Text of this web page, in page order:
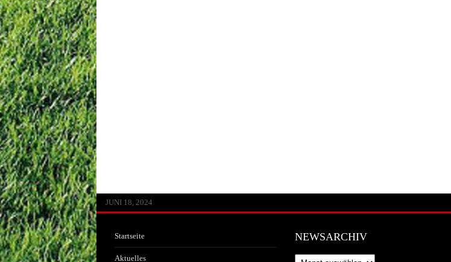
JUNI 13, 2026
MAI 30, 2026
APRIL 29, 2026
FEBRUAR 14, 2026
JANUAR 22, 2026
JULI 20, 2025
JULI 1, 2025
JUNI 17, 2025
JANUAR 25, 2025
JANUAR 25, 2025
JANUAR 25, 2025
OKTOBER 25, 2024
AUGUST 8, 2024
JULI 3, 2024
JUNI 18, 2024
Startseite
Aktuelles
NEWSARCHIV
Newsarchiv